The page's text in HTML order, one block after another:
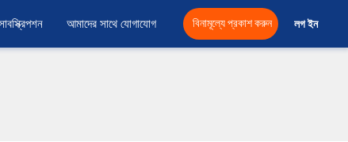
আমাদের সাথে যোগাযোগ বিনামূল্যে প্রকাশ করুন লগ ইন